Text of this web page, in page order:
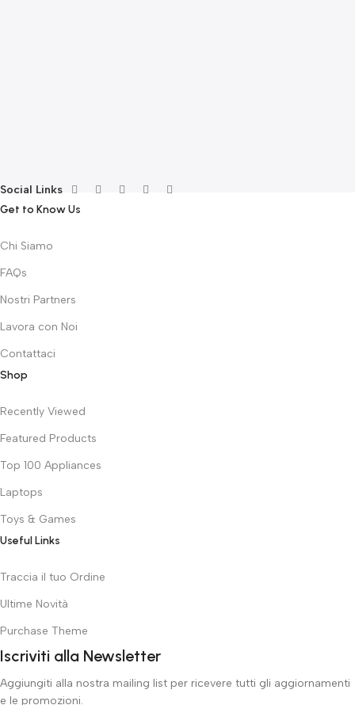
Social Links
Get to Know Us
Chi Siamo
FAQs
Nostri Partners
Lavora con Noi
Contattaci
Shop
Recently Viewed
Featured Products
Top 100 Appliances
Laptops
Toys & Games
Useful Links
Traccia il tuo Ordine
Ultime Novità
Purchase Theme
Iscriviti alla Newsletter
Aggiungiti alla nostra mailing list per ricevere tutti gli aggiornamenti
e le promozioni.